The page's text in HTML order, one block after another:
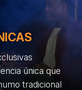
única que
tradicional